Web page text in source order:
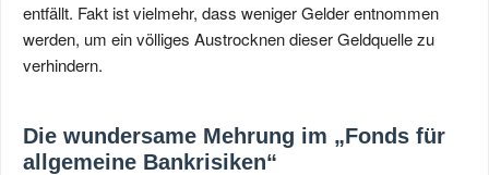
entfällt. Fakt ist vielmehr, dass weniger Gelder entnommen
werden, um ein völliges Austrocknen dieser Geldquelle zu
verhindern.
Die wundersame Mehrung im „Fonds für
allgemeine Bankrisiken“